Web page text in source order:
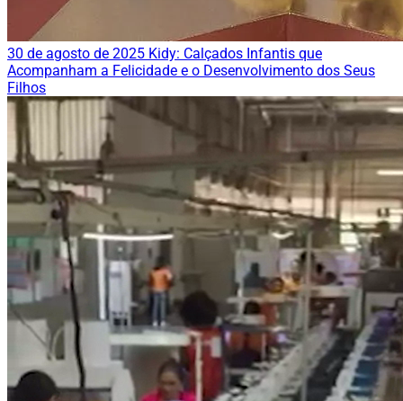
30 de agosto de 2025 Kidy: Calçados Infantis que
Acompanham a Felicidade e o Desenvolvimento dos Seus
Filhos